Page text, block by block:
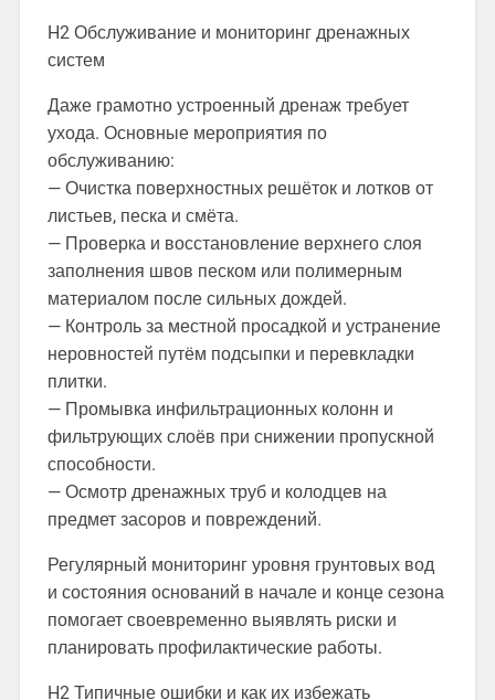
H2 Обслуживание и мониторинг дренажных
систем
Даже грамотно устроенный дренаж требует
ухода. Основные мероприятия по
обслуживанию:
— Очистка поверхностных решёток и лотков от
листьев, песка и смёта.
— Проверка и восстановление верхнего слоя
заполнения швов песком или полимерным
материалом после сильных дождей.
— Контроль за местной просадкой и устранение
неровностей путём подсыпки и перевкладки
плитки.
— Промывка инфильтрационных колонн и
фильтрующих слоёв при снижении пропускной
способности.
— Осмотр дренажных труб и колодцев на
предмет засоров и повреждений.
Регулярный мониторинг уровня грунтовых вод
и состояния оснований в начале и конце сезона
помогает своевременно выявлять риски и
планировать профилактические работы.
H2 Типичные ошибки и как их избежать